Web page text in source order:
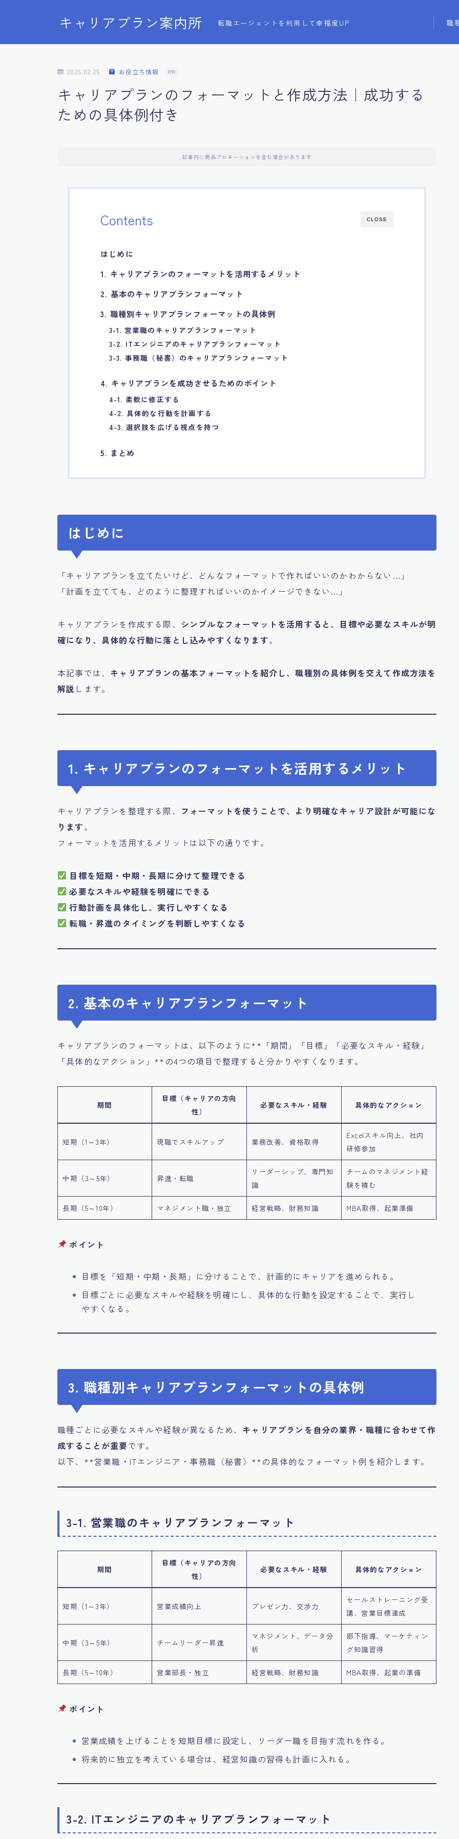
キャリアプラン案内所 転職エージェントを利用して幸福度UP 職
2025.02.25 お役立ち情報 PR
キャリアプランのフォーマットと作成方法｜成功する
ための具体例付き
記事内に商品プロモーションを含む場合があります
CLOSE
Contents
はじめに
1. キャリアプランのフォーマットを活用するメリット
2. 基本のキャリアプランフォーマット
3. 職種別キャリアプランフォーマットの具体例
3-1. 営業職のキャリアプランフォーマット
3-2. ITエンジニアのキャリアプランフォーマット
3-3. 事務職（秘書）のキャリアプランフォーマット
4. キャリアプランを成功させるためのポイント
4-1. 柔軟に修正する
4-2. 具体的な行動を計画する
4-3. 選択肢を広げる視点を持つ
5. まとめ
はじめに
「キャリアプランを立てたいけど、どんなフォーマットで作ればいいのかわからない…」
「計画を立てても、どのように整理すればいいのかイメージできない…」
キャリアプランを作成する際、 シンプルなフォーマットを活用すると、目標や必要なスキルが明
確になり、具体的な行動に落とし込みやすくなります。
本記事では、 キャリアプランの基本フォーマットを紹介し、職種別の具体例を交えて作成方法を
解説 します。
1. キャリアプランのフォーマットを活用するメリット
キャリアプランを整理する際、 フォーマットを使うことで、より明確なキャリア設計が可能にな
ります。
フォーマットを活用するメリットは以下の通りです。
目標を短期・中期・長期に分けて整理できる
必要なスキルや経験を明確にできる
行動計画を具体化し、実行しやすくなる
転職・昇進のタイミングを判断しやすくなる
2. 基本のキャリアプランフォーマット
キャリアプランのフォーマットは、以下のように**「期間」「目標」「必要なスキル・経験」
「具体的なアクション」**の4つの項目で整理すると分かりやすくなります。
期間
目標（キャリアの方向
性）
必要なスキル・経験 具体的なアクション
短期（1～3年） 現職でスキルアップ 業務改善、資格取得
Excelスキル向上、社内
研修参加
中期（3～5年） 昇進・転職
リーダーシップ、専門知
識
チームのマネジメント経
験を積む
長期（5～10年） マネジメント職・独立 経営戦略、財務知識 MBA取得、起業準備
ポイント
目標を「短期・中期・長期」に分けることで、計画的にキャリアを進められる。
目標ごとに必要なスキルや経験を明確にし、具体的な行動を設定することで、実行し
やすくなる。
3. 職種別キャリアプランフォーマットの具体例
職種ごとに必要なスキルや経験が異なるため、 キャリアプランを自分の業界・職種に合わせて作
成することが重要です。
以下、**営業職・ITエンジニア・事務職（秘書）**の具体的なフォーマット例を紹介します。
3-1. 営業職のキャリアプランフォーマット
期間
目標（キャリアの方向
性）
必要なスキル・経験 具体的なアクション
短期（1～3年） 営業成績向上 プレゼン力、交渉力
セールストレーニング受
講、営業目標達成
中期（3～5年） チームリーダー昇進
マネジメント、データ分
析
部下指導、マーケティン
グ知識習得
長期（5～10年） 営業部長・独立 経営戦略、財務知識 MBA取得、起業の準備
ポイント
営業成績を上げることを短期目標に設定し、リーダー職を目指す流れを作る。
将来的に独立を考えている場合は、経営知識の習得も計画に入れる。
3-2. ITエンジニアのキャリアプランフォーマット